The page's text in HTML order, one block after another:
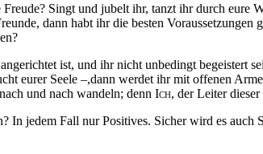
Singt und jubelt ihr, tanzt ihr durch eure
dann habt ihr die besten
ist, und ihr nicht unbedingt begeistert
eurer Seele –,dann werdet ihr mit offenen
und nach wandeln; denn Ich, der Leiter
In jedem Fall nur Positives. Sicher wird es